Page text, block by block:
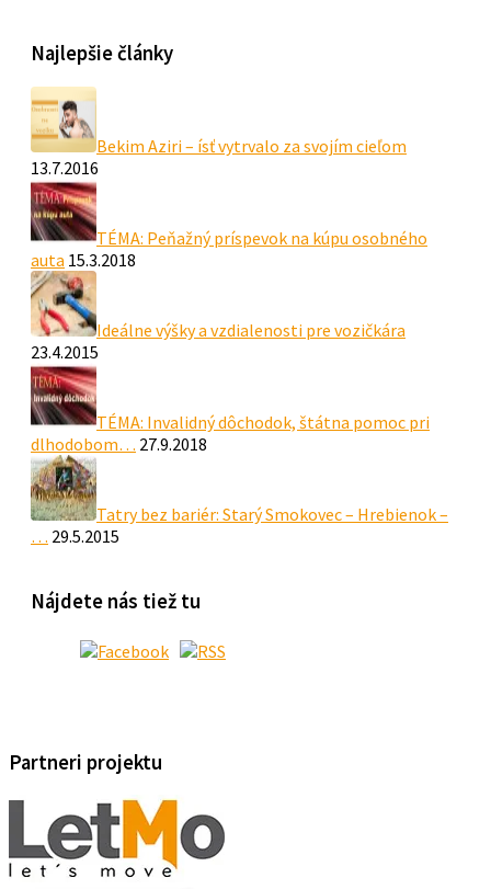
Najlepšie články
Bekim Aziri – ísť vytrvalo za svojím cieľom
13.7.2016
TÉMA: Peňažný príspevok na kúpu osobného
auta 15.3.2018
Ideálne výšky a vzdialenosti pre vozičkára
23.4.2015
TÉMA: Invalidný dôchodok, štátna pomoc pri
dlhodobom… 27.9.2018
Tatry bez bariér: Starý Smokovec – Hrebienok –
… 29.5.2015
Nájdete nás tiež tu
Partneri projektu